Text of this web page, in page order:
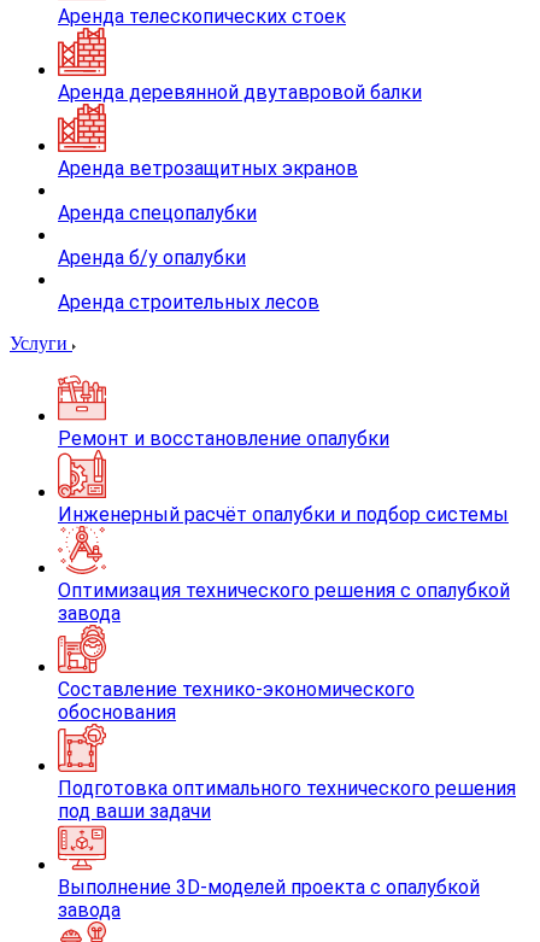
Аренда телескопических стоек
Аренда деревянной двутавровой балки
Аренда ветрозащитных экранов
Аренда спецопалубки
Аренда б/у опалубки
Аренда строительных лесов
Услуги
Ремонт и восстановление опалубки
Инженерный расчёт опалубки и подбор системы
Оптимизация технического решения с опалубкой
завода
Составление технико-экономического
обоснования
Подготовка оптимального технического решения
под ваши задачи
Выполнение 3D-моделей проекта с опалубкой
завода